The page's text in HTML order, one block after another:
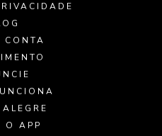
CONTA
O APP